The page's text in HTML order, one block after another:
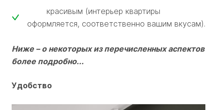
красивым (интерьер квартиры
оформляется, соответственно вашим вкусам).
Ниже – о некоторых из перечисленных аспектов
более подробно...
Удобство